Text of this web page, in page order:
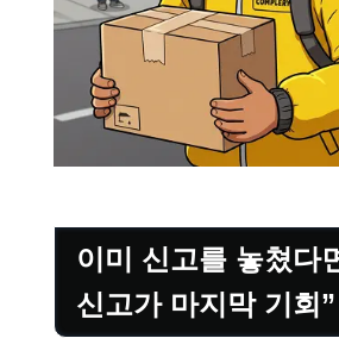
이미 신고를 놓쳤다
신고가 마지막 기회”